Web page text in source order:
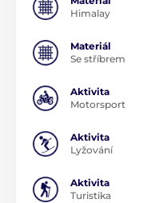
Himalay
Materiál
Se stříbrem
Aktivita
Motorsport
Aktivita
Lyžování
Aktivita
Turistika